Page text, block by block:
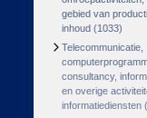
gebied van
inhoud (1033)
Telecommunicatie,
consultancy,
en overige
informatiediensten